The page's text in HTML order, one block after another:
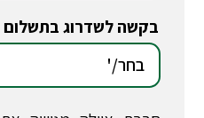
בקשה לשדרוג בתשלום